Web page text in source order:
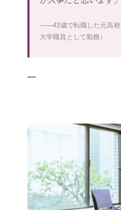
——43歳で転職した元高校
大学職員として勤務）
—